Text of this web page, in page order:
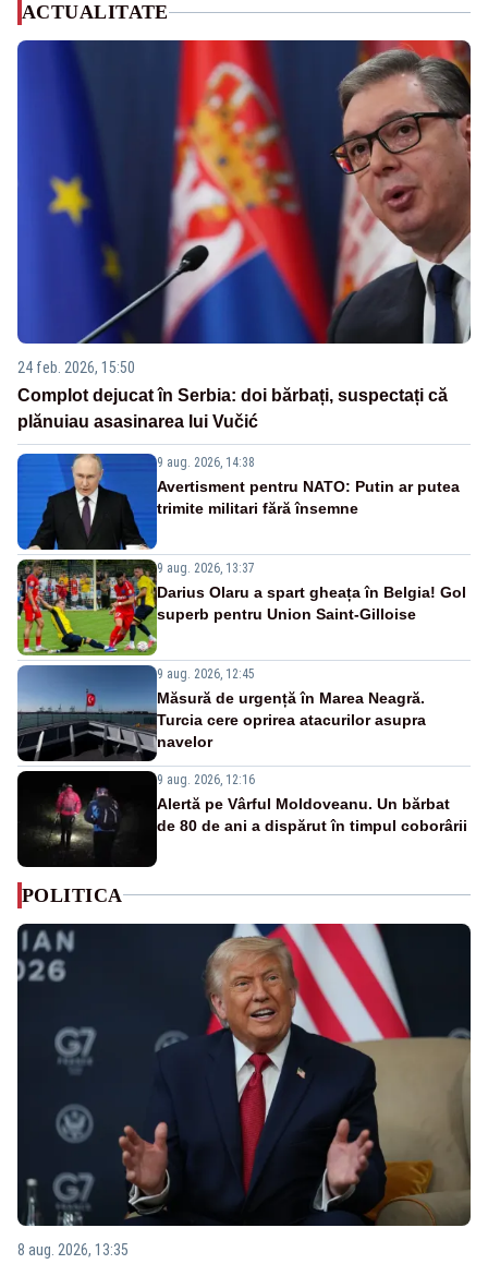
ACTUALITATE
24 feb. 2026, 15:50
Complot dejucat în Serbia: doi bărbați, suspectați că
plănuiau asasinarea lui Vučić
9 aug. 2026, 14:38
Avertisment pentru NATO: Putin ar putea
trimite militari fără însemne
9 aug. 2026, 13:37
Darius Olaru a spart gheața în Belgia! Gol
superb pentru Union Saint-Gilloise
9 aug. 2026, 12:45
Măsură de urgență în Marea Neagră.
Turcia cere oprirea atacurilor asupra
navelor
9 aug. 2026, 12:16
Alertă pe Vârful Moldoveanu. Un bărbat
de 80 de ani a dispărut în timpul coborârii
POLITICA
8 aug. 2026, 13:35